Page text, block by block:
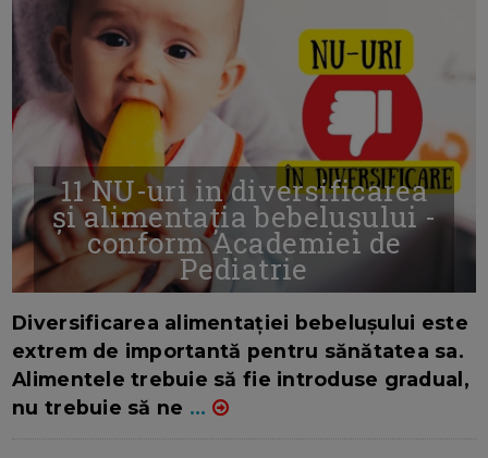
11 NU-uri in diversificarea
și alimentația bebelușului -
conform Academiei de
Pediatrie
Diversificarea alimentației bebelușului este
extrem de importantă pentru sănătatea sa.
Alimentele trebuie să fie introduse gradual,
nu trebuie să ne ...